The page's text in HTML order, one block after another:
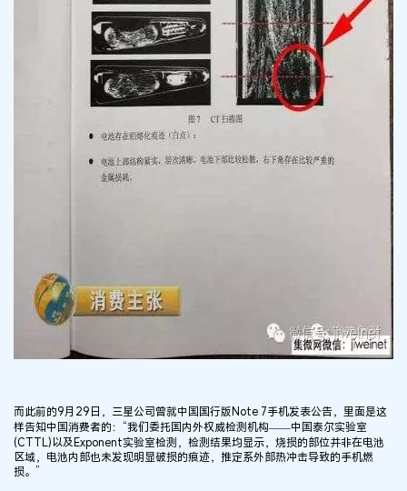
而此前的9月29日，三星公司曾就中国国行版Note 7手机发表公告，里面是这
样告知中国消费者的：“我们委托国内外权威检测机构——中国泰尔实验室
(CTTL)以及Exponent实验室检测，检测结果均显示，烧损的部位并非在电池
区域，电池内部也未发现明显破损的痕迹，推定系外部热冲击导致的手机燃
损。”